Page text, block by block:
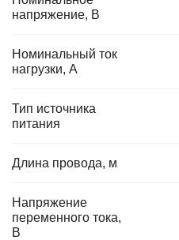
напряжение, В
Номинальный ток
нагрузки, А
Тип источника
питания
Длина провода, м
Напряжение
переменного тока,
В